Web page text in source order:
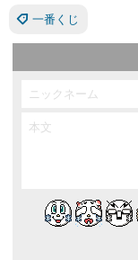
一番くじ